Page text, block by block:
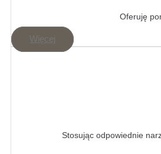
Oferuję
Więcej
Stosując odpowiednie